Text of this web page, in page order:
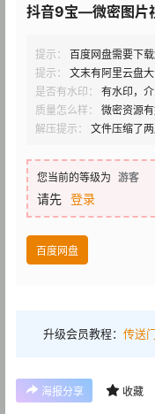
抖音9宝—微密图片
提示：
百度网盘需要下
提示：
文末有阿里云盘
是否有水印：
有水印，
质量怎么样：
微密资源
解压提示：
文件压缩了
您当前的等级为 游客
请先 登录
百度网盘
升级会员教程： 传送
海报分享 收藏